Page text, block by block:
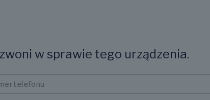
w sprawie tego urządzenia.